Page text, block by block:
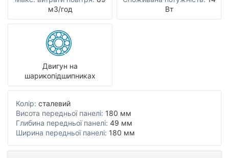
мЗ/год
Вт
Двигун на
шарикопідшипниках
Колір: сталевий
Висота передньої панелі: 180 мм
Глибина передньої панелі: 49 мм
Ширина передньої панелі: 180 мм